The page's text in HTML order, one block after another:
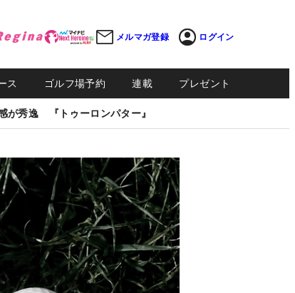
メルマガ登録 ログイン
ス ゴルフ場予約 連載 プレゼント
が秀逸 『トゥーロンパター』